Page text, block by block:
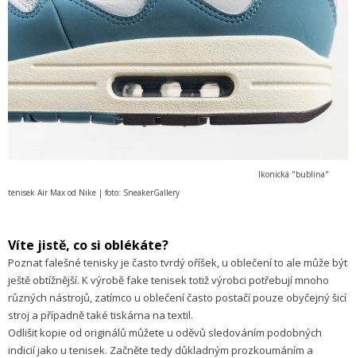
Ikonická "bublina"
tenisek Air Max od Nike | foto: SneakerGallery
Víte jistě, co si oblékáte?
Poznat falešné tenisky je často tvrdý oříšek, u oblečení to ale může být
ještě obtížnější. K výrobě fake tenisek totiž výrobci potřebují mnoho
různých nástrojů, zatímco u oblečení často postačí pouze obyčejný šicí
stroj a případně také tiskárna na textil.
Odlišit kopie od originálů můžete u oděvů sledováním podobných
indicií jako u tenisek. Začněte tedy důkladným prozkoumáním a